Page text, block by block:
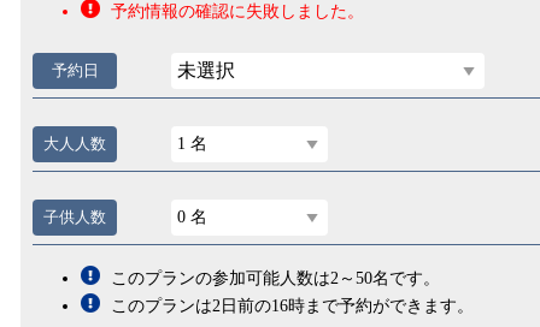
予約情報の確認に失敗しました。
予約日 未選択
大人人数 1 名
子供人数 0 名
このプランの参加可能人数は2～50名です。
このプランは2日前の16時まで予約ができます。